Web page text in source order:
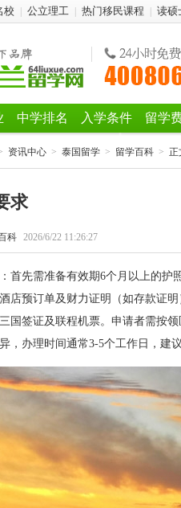
校 公立理工 热门移民课程 读硕
中学排名 入学条件 留学
资讯中心 > 泰国留学 > 留学百科 > 正
求
科 2026/6/22 11:26:27
首先需准备有效期6个月以上的护
店预订单及财力证明（如存款证
国签证及联程机票。申请者需按
，办理时间通常3-5个工作日，建